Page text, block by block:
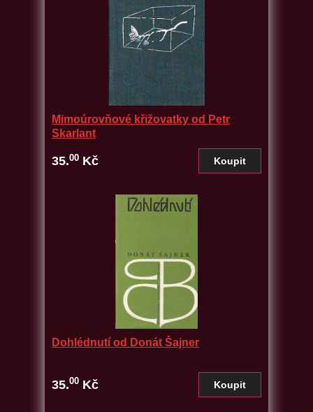
Mimoúrovňové křižovatky od Petr
Skarlant
35.00 Kč
Dohlédnutí od Donát Šajner
35.00 Kč